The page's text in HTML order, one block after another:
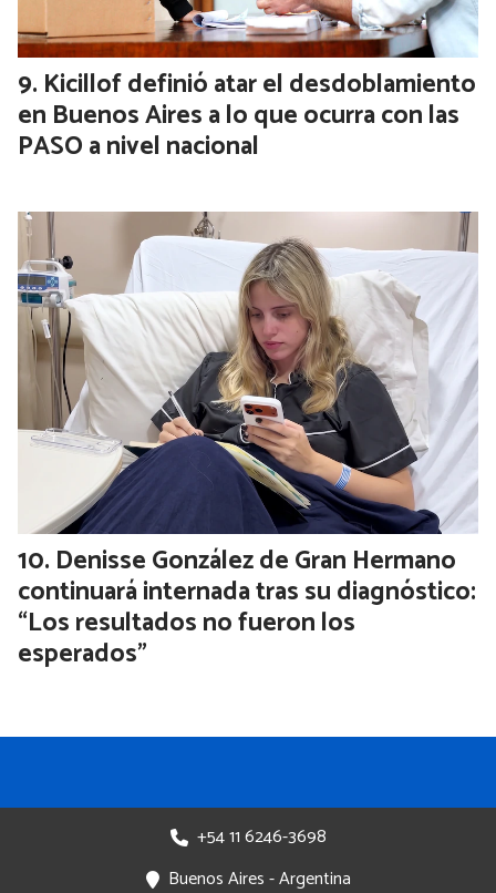
Kicillof definió atar el desdoblamiento
en Buenos Aires a lo que ocurra con las
PASO a nivel nacional
Denisse González de Gran Hermano